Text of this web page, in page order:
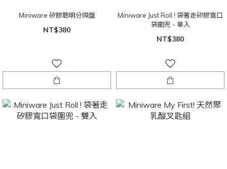
Miniware 矽膠聰明分隔盤
NT$380
Miniware Just Roll ! 袋著走矽膠寬口
袋圍兜 - 單入
NT$380